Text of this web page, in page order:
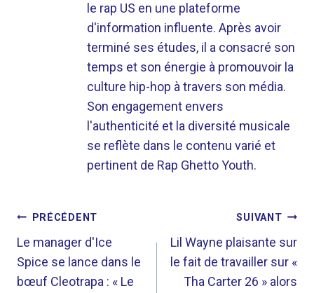
le rap US en une plateforme
d'information influente. Après avoir
terminé ses études, il a consacré son
temps et son énergie à promouvoir la
culture hip-hop à travers son média.
Son engagement envers
l'authenticité et la diversité musicale
se reflète dans le contenu varié et
pertinent de Rap Ghetto Youth.
NAVIGATION
DE
L’ARTICLE
PRÉCÉDENT
Le manager d'Ice
Spice se lance dans le
bœuf Cleotrapa : « Le
SUIVANT
Lil Wayne plaisante sur
le fait de travailler sur «
Tha Carter 26 » alors